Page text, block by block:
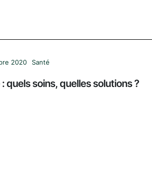
2020 Santé
quels soins, quelles solutions ?